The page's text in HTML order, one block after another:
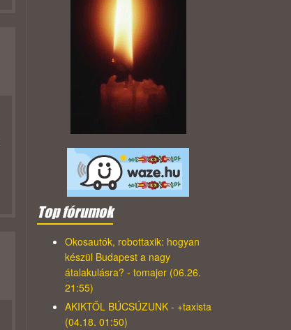
Top fórumok
Okosautók, robottaxik: hogyan
készül Budapest a nagy
átalakulásra? - tomajer (06.26.
21:55)
AKIKTŐL BÚCSÚZUNK - +taxista
(04.18. 01:50)